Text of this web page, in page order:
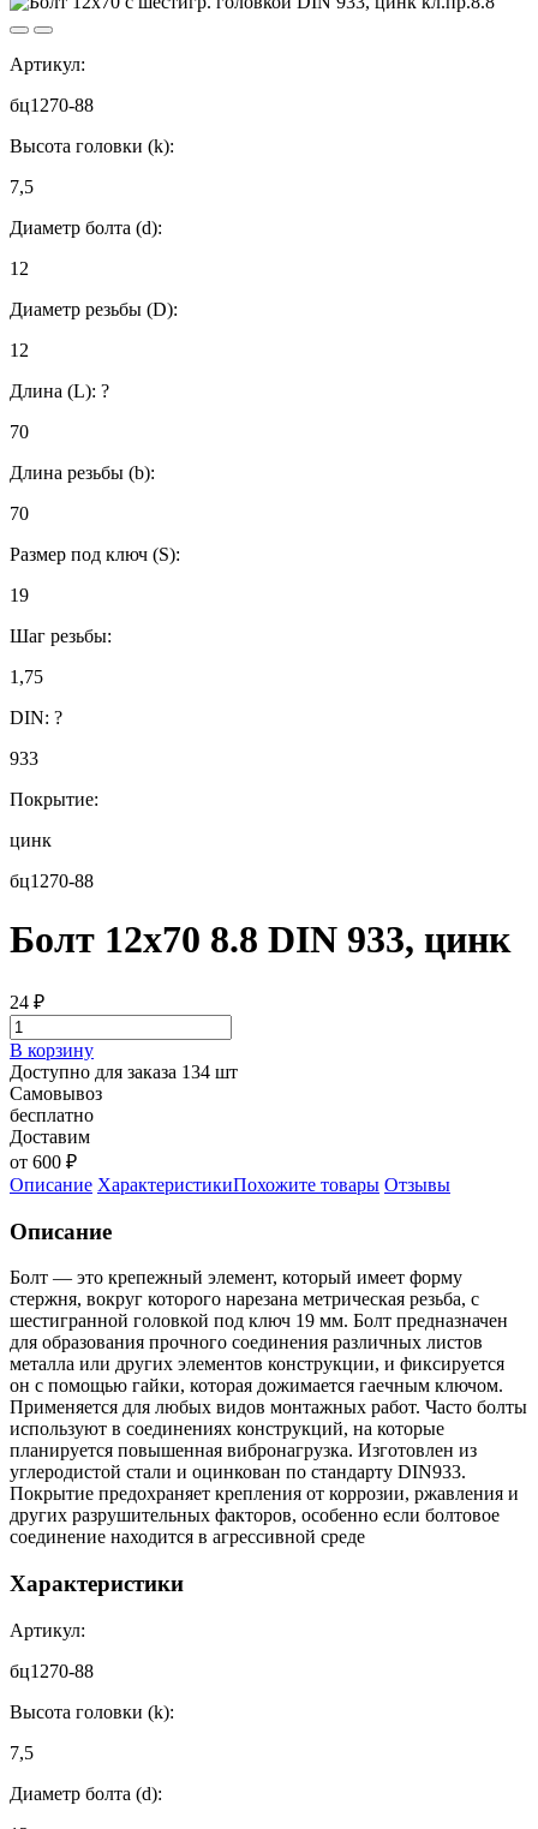
Артикул:
бц1270-88
Высота головки (k):
7,5
Диаметр болта (d):
12
Диаметр резьбы (D):
12
Длина (L): ?
70
Длина резьбы (b):
70
Размер под ключ (S):
19
Шаг резьбы:
1,75
DIN: ?
933
Покрытие:
цинк
бц1270-88
Болт 12х70 8.8 DIN 933, цинк
24 ₽
В корзину
Доступно для заказа 134 шт
Самовывоз
бесплатно
Доставим
от 600 ₽
Описание ХарактеристикиПохожите товары Отзывы
Описание
Болт — это крепежный элемент, который имеет форму
стержня, вокруг которого нарезана метрическая резьба, с
шестигранной головкой под ключ 19 мм. Болт предназначен
для образования прочного соединения различных листов
металла или других элементов конструкции, и фиксируется
он с помощью гайки, которая дожимается гаечным ключом.
Применяется для любых видов монтажных работ. Часто болты
используют в соединениях конструкций, на которые
планируется повышенная вибронагрузка. Изготовлен из
углеродистой стали и оцинкован по стандарту DIN933.
Покрытие предохраняет крепления от коррозии, ржавления и
других разрушительных факторов, особенно если болтовое
соединение находится в агрессивной среде
Характеристики
Артикул:
бц1270-88
Высота головки (k):
7,5
Диаметр болта (d):